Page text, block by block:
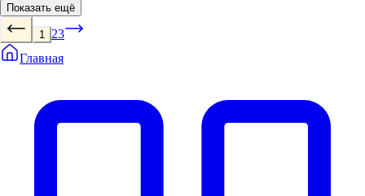
Показать ещё
1 23
Главная